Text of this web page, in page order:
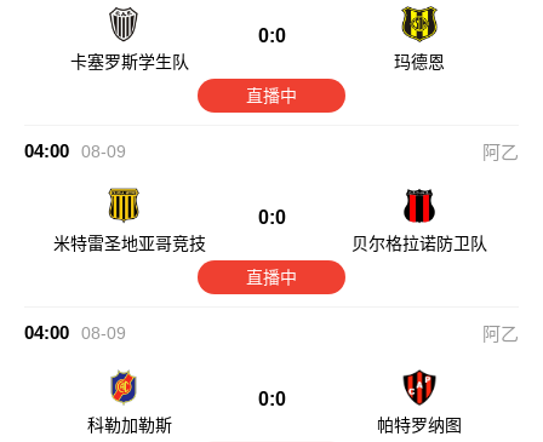
卡塞罗斯学生队
0:0
玛德恩
直播中
04:00 08-09 阿乙
米特雷圣地亚哥竞技
0:0
贝尔格拉诺防卫队
直播中
04:00 08-09 阿乙
科勒加勒斯
0:0
帕特罗纳图